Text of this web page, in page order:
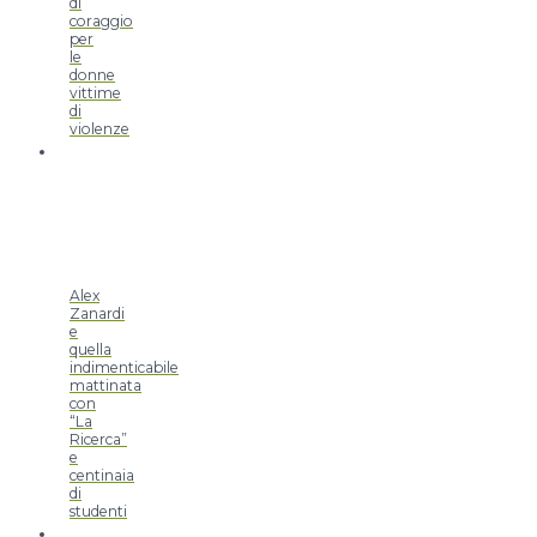
coraggio
per
le
donne
vittime
di
violenze
Alex
Zanardi
e
quella
indimenticabile
mattinata
con
“La
Ricerca”
e
centinaia
di
studenti